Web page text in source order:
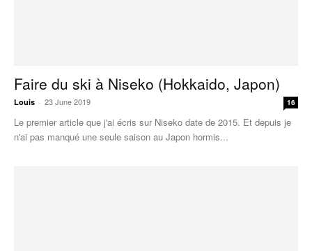
Faire du ski à Niseko (Hokkaido, Japon)
Louis - 23 June 2019 16
Le premier article que j'ai écris sur Niseko date de 2015. Et depuis je
n'ai pas manqué une seule saison au Japon hormis...